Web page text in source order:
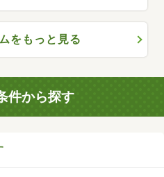
をもっと見る
件から探す